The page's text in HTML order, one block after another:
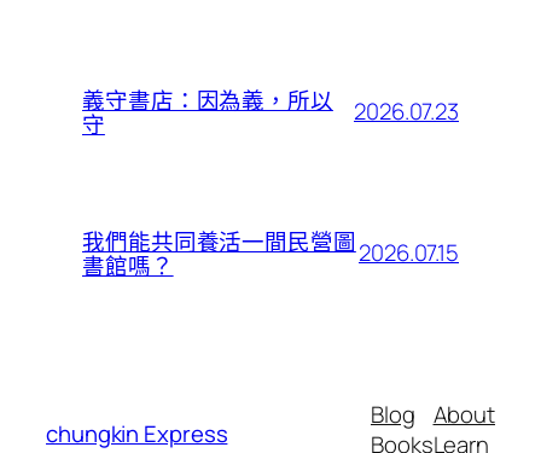
義守書店：因為義，所以
守 2026.07.23
我們能共同養活一間民營圖
書館嗎？ 2026.07.15
chungkin Express
Blog
Books
About
Learn